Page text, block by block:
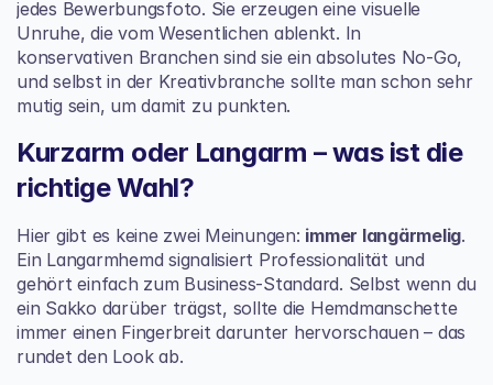
jedes Bewerbungsfoto. Sie erzeugen eine visuelle
Unruhe, die vom Wesentlichen ablenkt. In
konservativen Branchen sind sie ein absolutes No-Go,
und selbst in der Kreativbranche sollte man schon sehr
mutig sein, um damit zu punkten.
Kurzarm oder Langarm – was ist die
richtige Wahl?
Hier gibt es keine zwei Meinungen: immer langärmelig.
Ein Langarmhemd signalisiert Professionalität und
gehört einfach zum Business-Standard. Selbst wenn du
ein Sakko darüber trägst, sollte die Hemdmanschette
immer einen Fingerbreit darunter hervorschauen – das
rundet den Look ab.